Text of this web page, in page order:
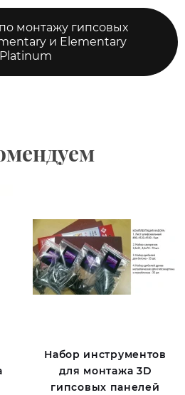
монтажу гипсовых
и Elementary
Platinum
Набор инструментов
для монтажа 3D
гипсовых панелей